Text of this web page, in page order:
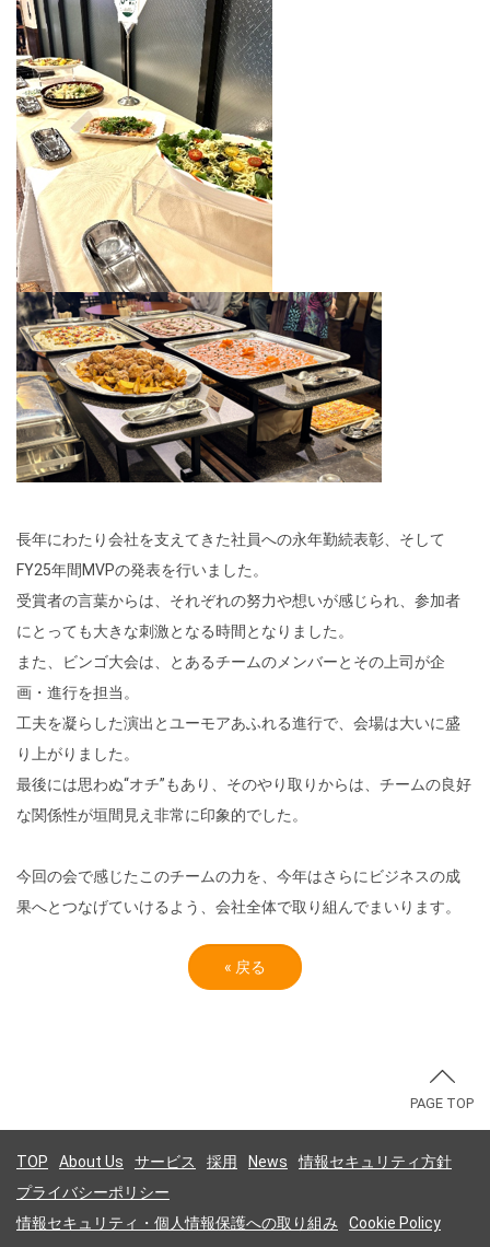
長年にわたり会社を支えてきた社員への永年勤続表彰、そして
FY25年間 MVPの発表を行いました。
受賞者の言葉からは、それぞれの努力や想いが感じられ、参加者
にとっても大きな刺激となる時間となりました。
また、ビンゴ大会は、とあるチームのメンバーとその上司が企
画・進行を担当。
工夫を凝らした演出とユーモアあふれる進行で、会場は大いに盛
り上がりました。
最後には思わぬ“オチ”もあり、そのやり取りからは、チームの良好
な関係性が垣間見え非常に印象的でした。
今回の会で感じたこのチームの力を、今年はさらにビジネスの成
果へとつなげていけるよう、会社全体で取り組んでまいります。
« 戻る
PAGE TOP
TOP About Us サービス 採用 News
情報セキュリティ方針
プライバシーポリシー
情報セキュリティ・個人情報保護への取り組み
Cookie Policy